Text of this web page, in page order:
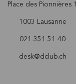
Place des Pionnières 1
1003 Lausanne
021 351 51 40
desk@dclub.ch